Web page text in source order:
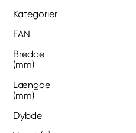
Kategorier
EAN
Bredde
(mm)
Længde
(mm)
Dybde